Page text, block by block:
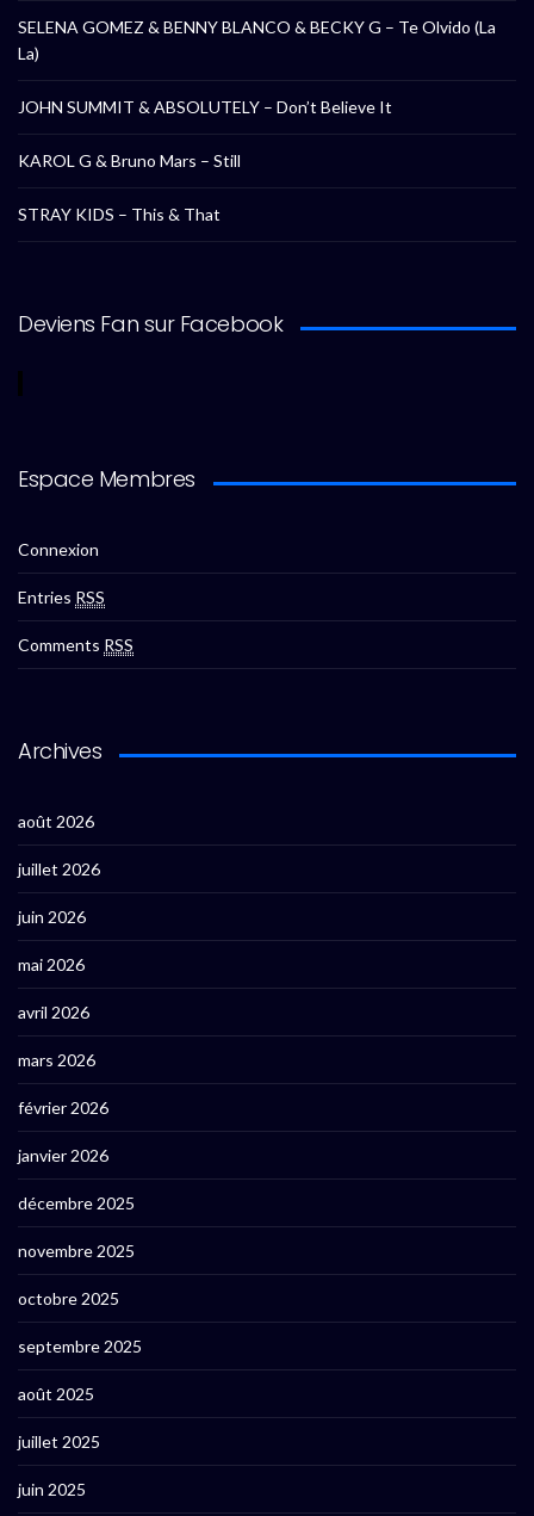
SELENA GOMEZ & BENNY BLANCO & BECKY G – Te Olvido (La
La)
JOHN SUMMIT & ABSOLUTELY – Don’t Believe It
KAROL G & Bruno Mars – Still
STRAY KIDS – This & That
Deviens Fan sur Facebook
Espace Membres
Connexion
Entries RSS
Comments RSS
Archives
août 2026
juillet 2026
juin 2026
mai 2026
avril 2026
mars 2026
février 2026
janvier 2026
décembre 2025
novembre 2025
octobre 2025
septembre 2025
août 2025
juillet 2025
juin 2025